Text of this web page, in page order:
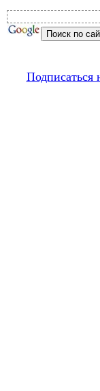
Подписаться